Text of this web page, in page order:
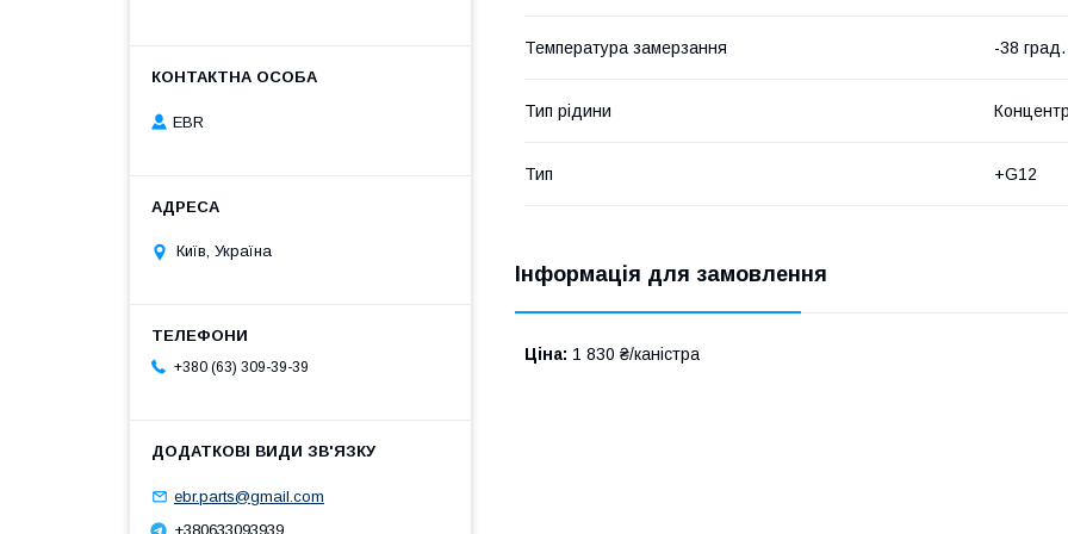
Температура замерзання -38 град.
Тип рідини
Тип +G12
Інформація для замовлення
Ціна: 1 830 ₴/каністра
EBR
Київ, Україна
+380 (63) 309-39-39
ebr.parts@gmail.com
+380633093939